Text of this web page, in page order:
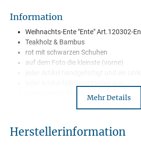
Information
Weihnachts-Ente "Ente" Art.120302-En
Teakholz & Bambus
rot mit schwarzen Schuhen
auf dem Foto die kleinste (vorne)
Lieferung mit Paketdienst
Beschreibung
Mehr Details
Herstellerinformation